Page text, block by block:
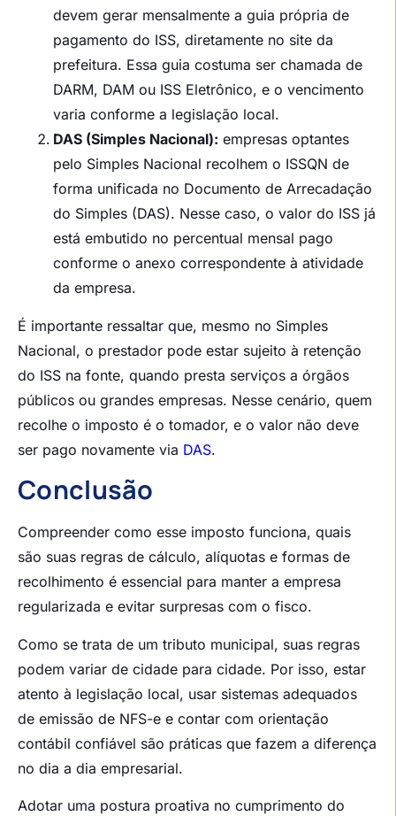
devem gerar mensalmente a guia própria de
pagamento do ISS, diretamente no site da
prefeitura. Essa guia costuma ser chamada de
DARM, DAM ou ISS Eletrônico, e o vencimento
varia conforme a legislação local.
DAS (Simples Nacional): empresas optantes
pelo Simples Nacional recolhem o ISSQN de
forma unificada no Documento de Arrecadação
do Simples (DAS). Nesse caso, o valor do ISS já
está embutido no percentual mensal pago
conforme o anexo correspondente à atividade
da empresa.
É importante ressaltar que, mesmo no Simples
Nacional, o prestador pode estar sujeito à retenção
do ISS na fonte, quando presta serviços a órgãos
públicos ou grandes empresas. Nesse cenário, quem
recolhe o imposto é o tomador, e o valor não deve
ser pago novamente via DAS.
Conclusão
Compreender como esse imposto funciona, quais
são suas regras de cálculo, alíquotas e formas de
recolhimento é essencial para manter a empresa
regularizada e evitar surpresas com o fisco.
Como se trata de um tributo municipal, suas regras
podem variar de cidade para cidade. Por isso, estar
atento à legislação local, usar sistemas adequados
de emissão de NFS-e e contar com orientação
contábil confiável são práticas que fazem a diferença
no dia a dia empresarial.
Adotar uma postura proativa no cumprimento do